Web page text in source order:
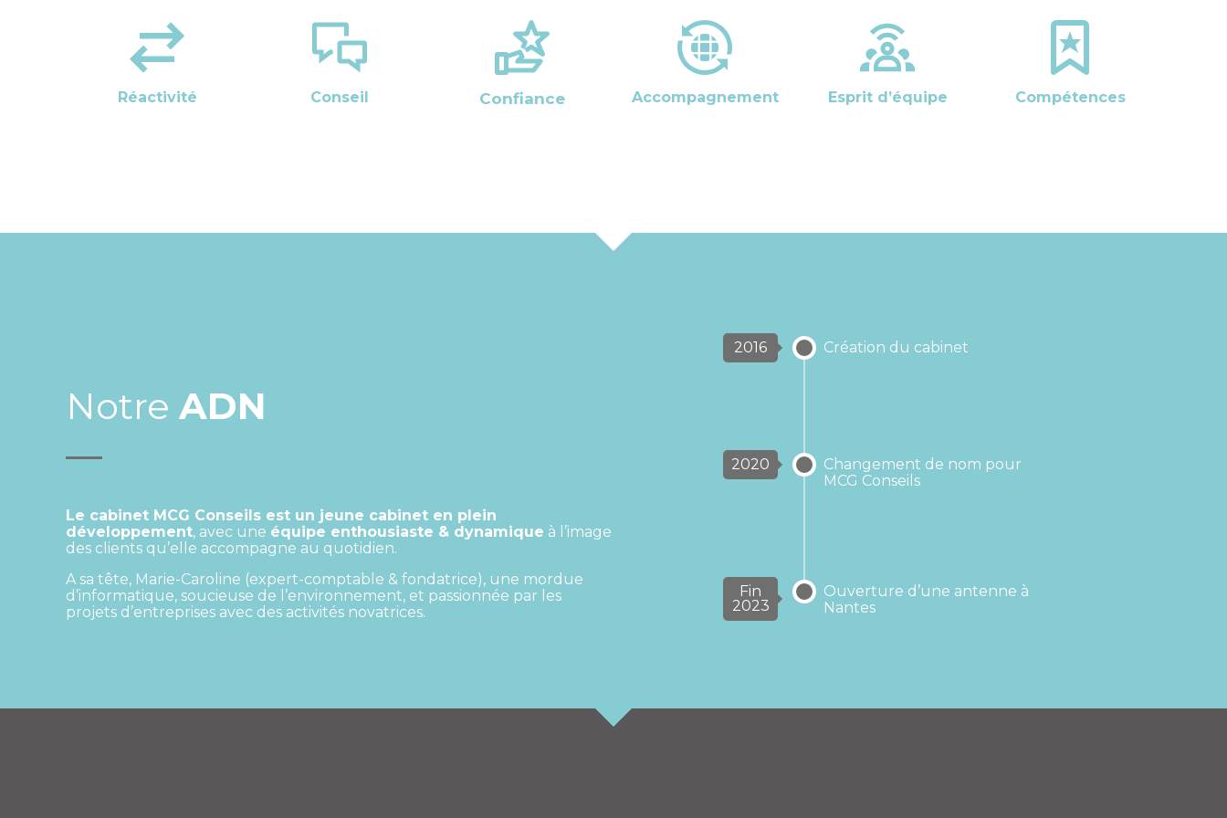
Réactivité Conseil Confiance Accompagnement Esprit d’équipe Compétences
Notre ADN
Le cabinet MCG Conseils est un jeune cabinet en plein
développement, avec une équipe enthousiaste & dynamique à l’image
des clients qu’elle accompagne au quotidien.
A sa tête, Marie-Caroline (expert-comptable & fondatrice), une mordue
d’informatique, soucieuse de l’environnement, et passionnée par les
projets d’entreprises avec des activités novatrices.
2016 Création du cabinet
2020
Changement de nom pour
MCG Conseils
Fin
2023
Ouverture d’une antenne à
Nantes